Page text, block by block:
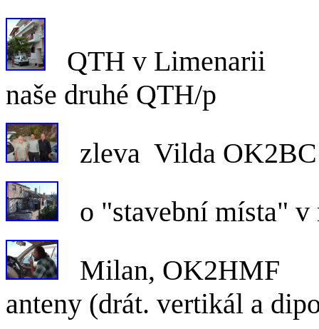
QTH v
naše druhé QTH/p
zleva Vilda OK2BC
o "stavební místa" v
Milan,
anteny (drát. vertikál a